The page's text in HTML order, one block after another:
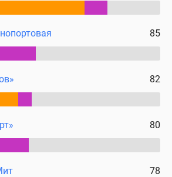
85
82
80
78